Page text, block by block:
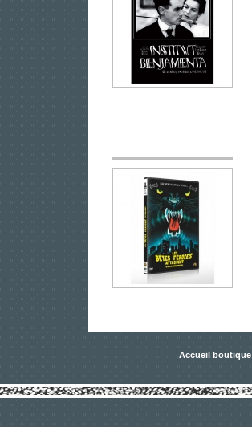
Accueil boutique